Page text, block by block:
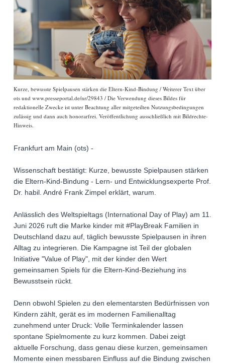
Kurze, bewusste Spielpausen stärken die Eltern-Kind-Bindung / Weiterer Text über
ots und www.presseportal.de/nr/29843 / Die Verwendung dieses Bildes für
redaktionelle Zwecke ist unter Beachtung aller mitgeteilten Nutzungsbedingungen
zulässig und dann auch honorarfrei. Veröffentlichung ausschließlich mit Bildrechte-
Hinweis.
Frankfurt am Main (ots) -
Wissenschaft bestätigt: Kurze, bewusste Spielpausen stärken
die Eltern-Kind-Bindung - Lern- und Entwicklungsexperte Prof.
Dr. habil. André Frank Zimpel erklärt, warum.
Anlässlich des Weltspieltags (International Day of Play) am 11.
Juni 2026 ruft die Marke kinder mit #PlayBreak Familien in
Deutschland dazu auf, täglich bewusste Spielpausen in ihren
Alltag zu integrieren. Die Kampagne ist Teil der globalen
Initiative "Value of Play", mit der kinder den Wert
gemeinsamen Spiels für die Eltern-Kind-Beziehung ins
Bewusstsein rückt.
Denn obwohl Spielen zu den elementarsten Bedürfnissen von
Kindern zählt, gerät es im modernen Familienalltag
zunehmend unter Druck: Volle Terminkalender lassen
spontane Spielmomente zu kurz kommen. Dabei zeigt
aktuelle Forschung, dass genau diese kurzen, gemeinsamen
Momente einen messbaren Einfluss auf die Bindung zwischen